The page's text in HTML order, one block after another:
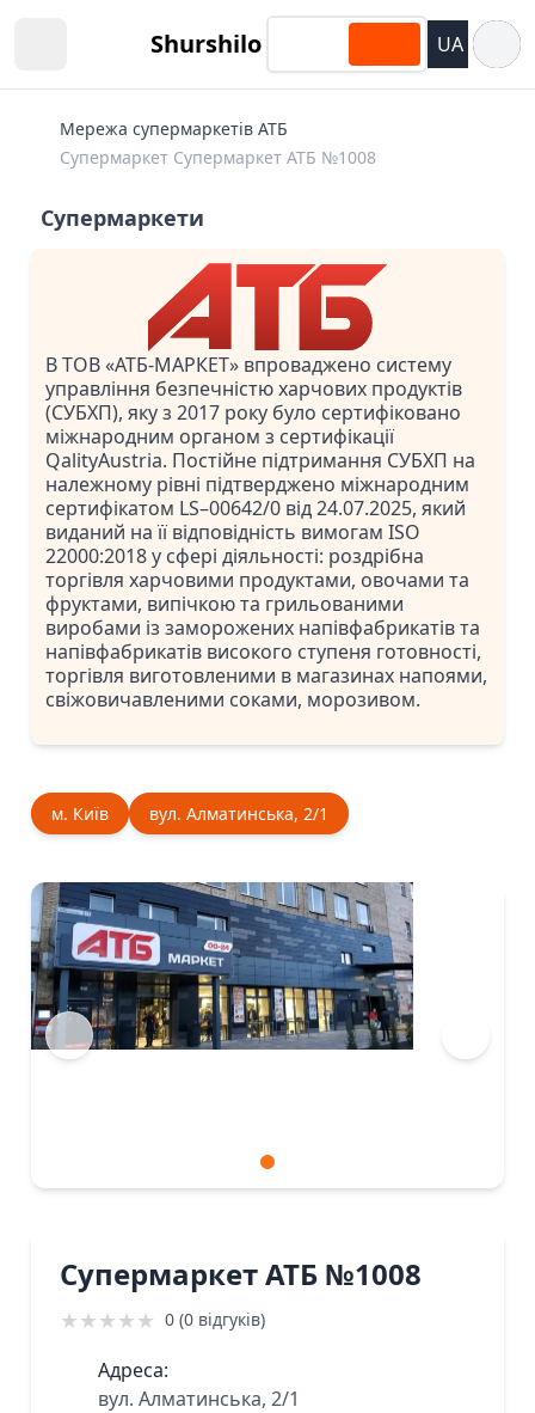
Shurshilo UA
Мережа супермаркетів АТБ
Супермаркет Супермаркет АТБ №1008
Супермаркети
В ТОВ «АТБ-МАРКЕТ» впроваджено систему
управління безпечністю харчових продуктів
(СУБХП), яку з 2017 року було сертифіковано
міжнародним органом з сертифікації
QalityAustria. Постійне підтримання СУБХП на
належному рівні підтверджено міжнародним
сертифікатом LS–00642/0 від 24.07.2025, який
виданий на її відповідність вимогам ISO
22000:2018 у сфері діяльності: роздрібна
торгівля харчовими продуктами, овочами та
фруктами, випічкою та грильованими
виробами із заморожених напівфабрикатів та
напівфабрикатів високого ступеня готовності,
торгівля виготовленими в магазинах напоями,
свіжовичавленими соками, морозивом.
м. Київ вул. Алматинська, 2/1
Супермаркет АТБ №1008
★★★★★ 0 (0 відгуків)
Адреса:
вул. Алматинська, 2/1